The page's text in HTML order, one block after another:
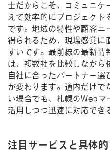
士だからこそ、コミュニケ
えて効率的にプロジェクト
です。地域の特性や顧客ニ
得られるため、現場感覚に
すいです。最前線の最新情
は、複数社を比較しながら
自社に合ったパートナー選
が変わります。道内だけで
い場合でも、札幌のWebマ
活用しつつ迅速に対応でき
注目サービスと具体